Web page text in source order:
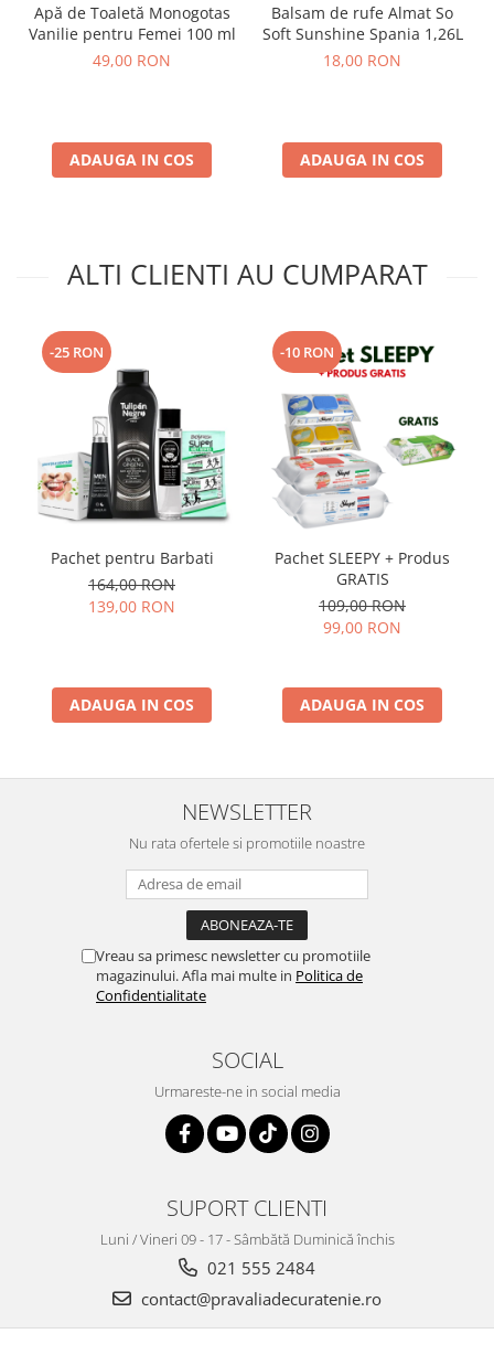
Apă de Toaletă Monogotas
Vanilie pentru Femei 100 ml
49,00 RON
ADAUGA IN COS
Balsam de rufe Almat So
Soft Sunshine Spania 1,26L
18,00 RON
ADAUGA IN COS
ALTI CLIENTI AU CUMPARAT
-25 RON
Pachet pentru Barbati
164,00 RON
139,00 RON
ADAUGA IN COS
-10 RON
Pachet SLEEPY + Produs
GRATIS
109,00 RON
99,00 RON
ADAUGA IN COS
NEWSLETTER
Nu rata ofertele si promotiile noastre
Vreau sa primesc newsletter cu promotiile
magazinului. Afla mai multe in Politica de
Confidentialitate
SOCIAL
Urmareste-ne in social media
SUPORT CLIENTI
Luni / Vineri 09 - 17 - Sâmbătă Duminică închis
021 555 2484
contact@pravaliadecuratenie.ro